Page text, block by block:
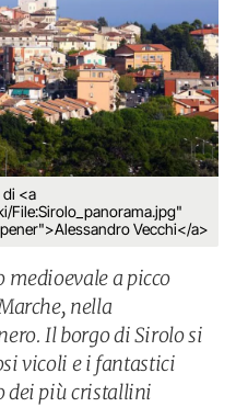
di <a
File:Sirolo_panorama.jpg"
Vecchi</a>
medioevale a picco
nella
Il borgo di Sirolo si
vicoli e i fantastici
dei più cristallini